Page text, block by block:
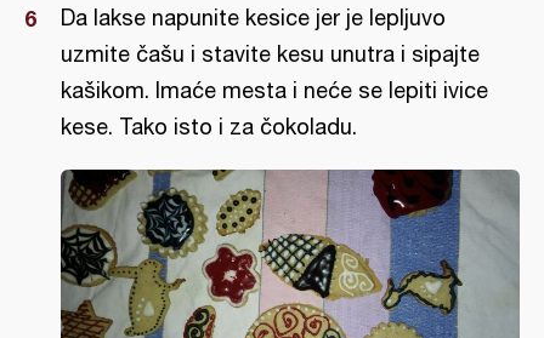
Da lakse napunite kesice jer je lepljuvo
uzmite čašu i stavite kesu unutra i sipajte
kašikom. Imaće mesta i neće se lepiti ivice
kese. Tako isto i za čokoladu.